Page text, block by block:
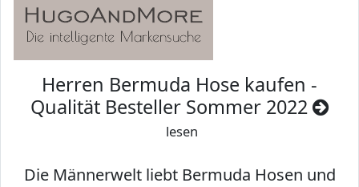
Herren Bermuda Hose kaufen -
Qualität Besteller Sommer 2022
lesen
Die Männerwelt liebt Bermuda Hosen und